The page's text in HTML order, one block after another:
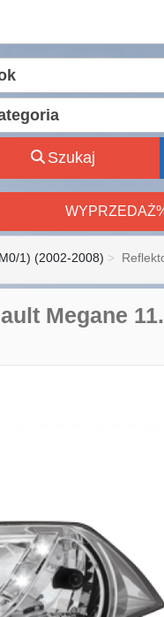
Szukaj
1) (2002-2008)
Megane